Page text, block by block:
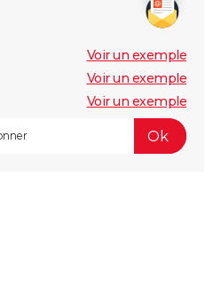
Voir un exemple
Voir un exemple
Voir un exemple